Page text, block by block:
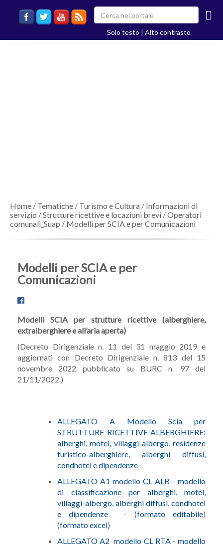
Solo testo Alto contrasto
Home / Tematiche / Turismo e Cultura / Informazioni di
servizio /Strutture ricettive e locazioni brevi /Operatori
comunali_Suap / Modelli per SCIA e per Comunicazioni
Modelli per SCIA e per
Comunicazioni
Modelli SCIA per strutture ricettive (alberghiere,
extralberghiere e all’aria aperta)
(Decreto Dirigenziale n. 11 del 31 maggio 2019 e
aggiornati con Decreto Dirigenziale n. 813 del 15
novembre 2022 pubblicato su BURC n. 97 del
21/11/2022.)
ALLEGATO A Modello Scia per
STRUTTURE RICETTIVE ALBERGHIERE:
alberghi, motel, villaggi-albergo, residenze
turistico-alberghiere, alberghi diffusi,
condhotel e dipendenze
ALLEGATO A1 modello CL ALB - modello
di classificazione per alberghi, motel,
villaggi-albergo, alberghi diffusi, condhotel
e dipendenze
- (formato editabile)
(formato excel)
ALLEGATO A2 modello CL RTA - modello